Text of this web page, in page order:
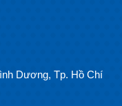
Dương, Tp. Hồ Chí